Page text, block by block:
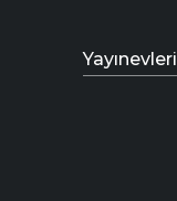
Yayınevleri